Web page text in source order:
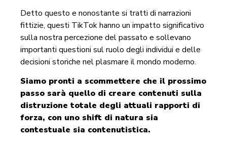
Detto questo e nonostante si tratti di narrazioni
fittizie, questi TikTok hanno un impatto significativo
sulla nostra percezione del passato e sollevano
importanti questioni sul ruolo degli individui e delle
decisioni storiche nel plasmare il mondo moderno.
Siamo pronti a scommettere che il prossimo
passo sarà quello di creare contenuti sulla
distruzione totale degli attuali rapporti di
forza, con uno shift di natura sia
contestuale sia contenutistica.